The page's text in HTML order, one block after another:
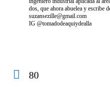
dos, que ahora abuelea y escribe
suzansezille@gmail.com
IG @tomadodeaquiydealla
80